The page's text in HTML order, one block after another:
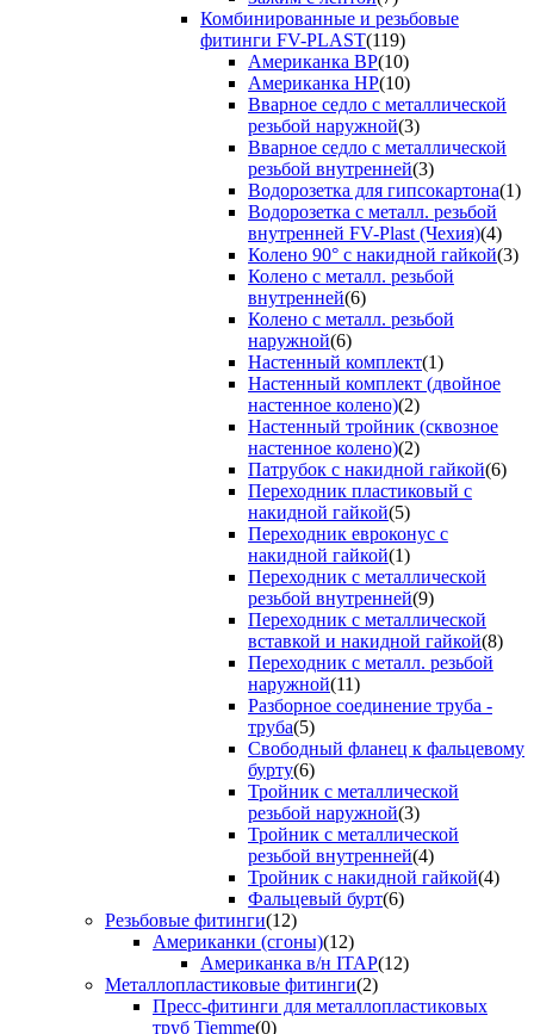
Комбинированные и резьбовые
фитинги FV-PLAST(119)
Американка ВР(10)
Американка НР(10)
Вварное седло с металлической
резьбой наружной(3)
Вварное седло с металлической
резьбой внутренней(3)
Водорозетка для гипсокартона(1)
Водорозетка с металл. резьбой
внутренней FV-Plast (Чехия)(4)
Колено 90° с накидной гайкой(3)
Колено с металл. резьбой
внутренней(6)
Колено с металл. резьбой
наружной(6)
Настенный комплект(1)
Настенный комплект (двойное
настенное колено)(2)
Настенный тройник (сквозное
настенное колено)(2)
Патрубок с накидной гайкой(6)
Переходник пластиковый с
накидной гайкой(5)
Переходник евроконус с
накидной гайкой(1)
Переходник с металлической
резьбой внутренней(9)
Переходник с металлической
вставкой и накидной гайкой(8)
Переходник с металл. резьбой
наружной(11)
Разборное соединение труба -
труба(5)
Свободный фланец к фальцевому
бурту(6)
Тройник с металлической
резьбой наружной(3)
Тройник с металлической
резьбой внутренней(4)
Тройник с накидной гайкой(4)
Фальцевый бурт(6)
Резьбовые фитинги(12)
Американки (сгоны)(12)
Американка в/н ITAP(12)
Металлопластиковые фитинги(2)
Пресс-фитинги для металлопластиковых
труб Tiemme(0)